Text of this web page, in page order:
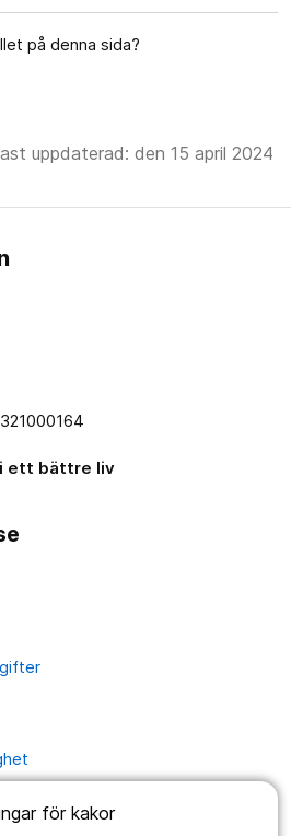
för kakor
på denna sida?
uppdaterad: den 15 april 2024
ett bättre liv